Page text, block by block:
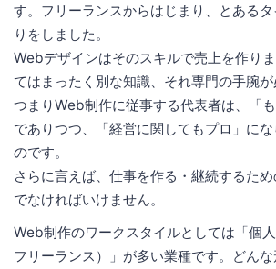
す。フリーランスからはじまり、とある
りをしました。
Webデザインはそのスキルで売上を作り
てはまったく別な知識、それ専門の手腕が
つまりWeb制作に従事する代表者は、「も
でありつつ、「経営に関してもプロ」に
のです。
さらに言えば、仕事を作る・継続するため
でなければいけません。
Web制作のワークスタイルとしては「個
フリーランス）」が多い業種です。どん